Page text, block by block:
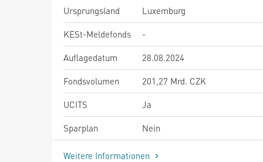
Ursprungsland
Luxemburg
KESt-Meldefonds
-
Auflagedatum
28.08.2024
Fondsvolumen
201,27 Mrd. CZK
UCITS
Ja
Sparplan
Nein
Weitere Informationen